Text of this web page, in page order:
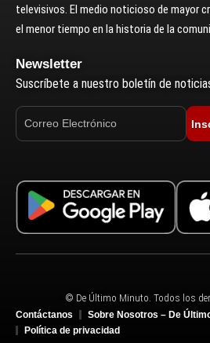
televisivos. El medio noticioso de mayor
el menor tiempo en la historia de la
Newsletter
Suscríbete a nuestro boletín de
© De Último Minuto. Todos los
Contáctanos
Sobre Nosotros – De
Política de privacidad